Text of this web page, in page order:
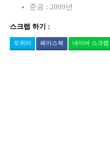
준공 : 2009년
스크랩 하기 :
트위터 페이스북 네이버 스크랩